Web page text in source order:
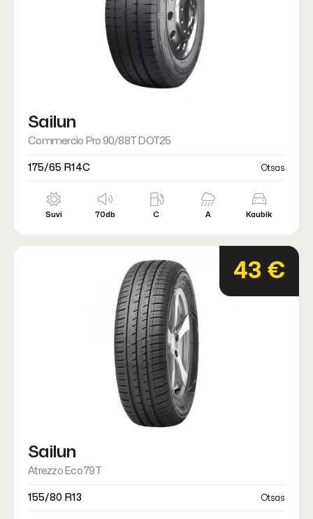
Sailun
Commercio Pro 90/88T DOT25
175/65 R14C Otsas
Suvi 70db C A Kaubik
43 €
Sailun
Atrezzo Eco 79T
155/80 R13 Otsas